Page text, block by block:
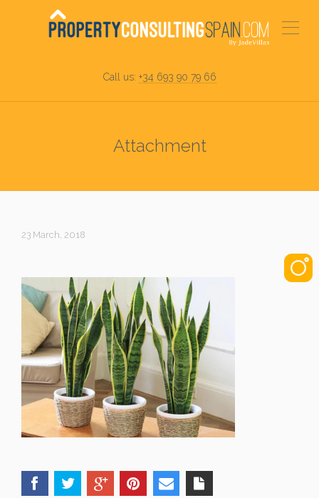
Call us: +34 693 90 79 66
Attachment
23 March, 2018